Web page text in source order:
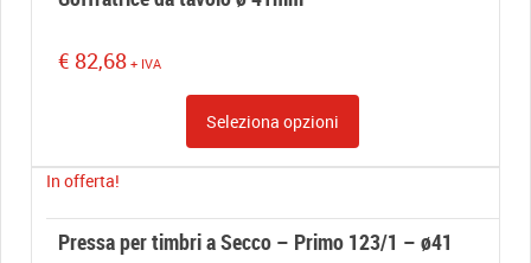
€ 82,68 + IVA
Seleziona opzioni
In offerta!
Pressa per timbri a Secco – Primo 123/1 – ø41